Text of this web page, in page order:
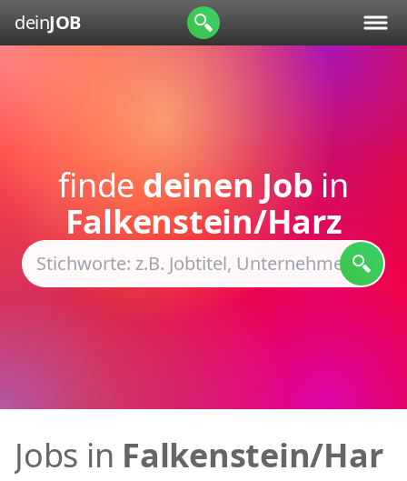
deinJOB
finde deinen Job in
Falkenstein/Harz
Jobs in Falkenstein/Har